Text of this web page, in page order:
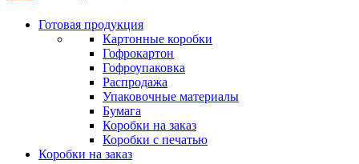
Готовая продукция
Картонные коробки
Гофрокартон
Гофроупаковка
Распродажа
Упаковочные материалы
Бумага
Коробки на заказ
Коробки с печатью
Коробки на заказ